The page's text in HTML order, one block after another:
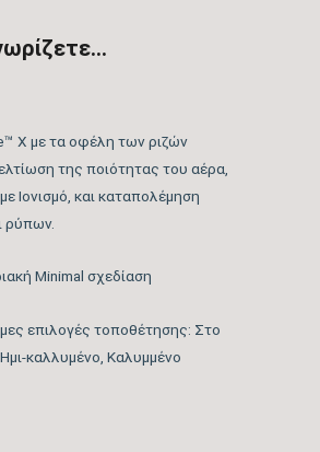
X με τα οφέλη των ριζών
της ποιότητας του αέρα,
Ιονισμό, και καταπολέμηση
ρύπων.
Minimal σχεδίαση
επιλογές τοποθέτησης: Στο
καλλυμένο, Καλυμμένο
ΝΑΙ
ΝΑΙ